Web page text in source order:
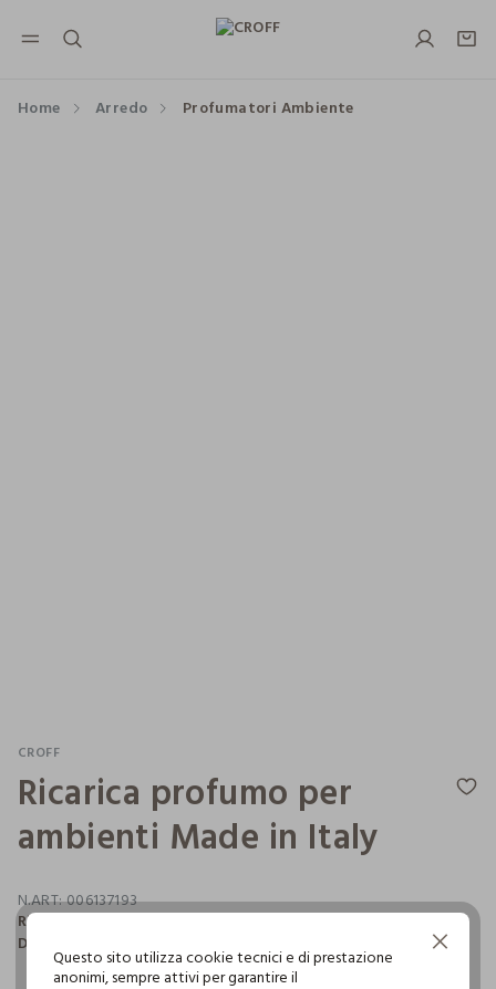
NAVIGATION.ARIA.GOTOMAINCONTENT
Home Arredo Profumatori Ambiente
CROFF
Ricarica profumo per
ambienti Made in Italy
N.ART:006137193
Ricarica profumo per ambienti fragranza Lana e Cashmere.
Dimensioni 15 cm. 79% VOL. 200ml. Made in Italy.
Questo sito utilizza cookie tecnici e di prestazione
anonimi, sempre attivi per garantire il
Continua senza accettare